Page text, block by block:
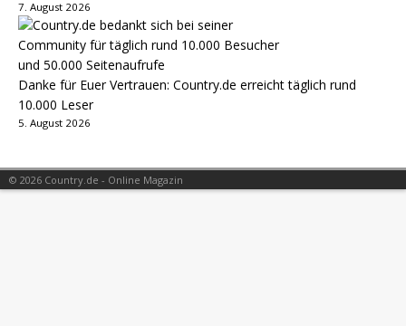
7. August 2026
Danke für Euer Vertrauen: Country.de erreicht täglich rund
10.000 Leser
5. August 2026
© 2026 Country.de - Online Magazin